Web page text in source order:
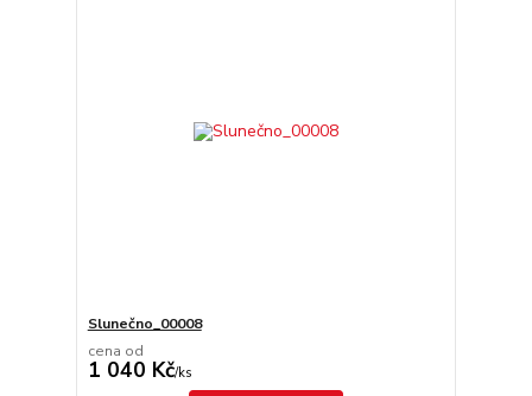
Slunečno_00008
cena od
1 040 Kč/ks